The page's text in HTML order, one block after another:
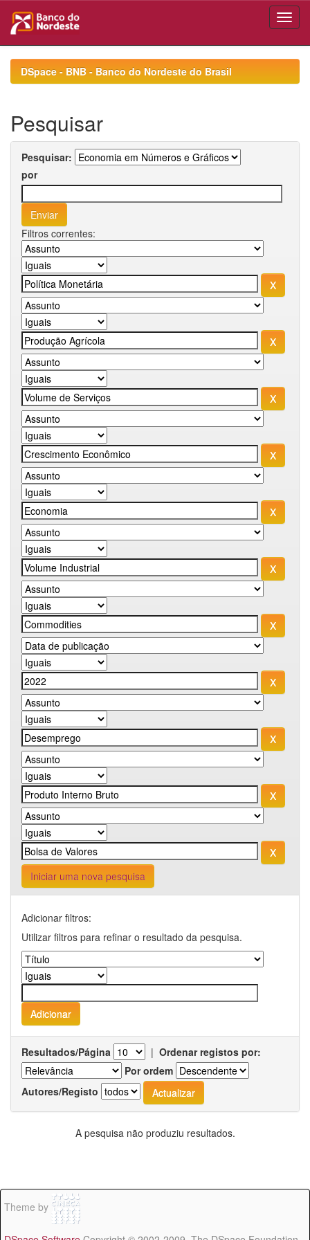
navigationDSpace - BNB - Banco do Nordeste do Brasil
Pesquisar
Pesquisar:
por
Filtros correntes:
Iniciar uma nova pesquisa
Adicionar filtros:
Utilizar filtros para refinar o resultado da pesquisa.
Resultados/Página | Ordenar registos por:
Por ordem
Autores/Registo
A pesquisa não produziu resultados.
Theme by